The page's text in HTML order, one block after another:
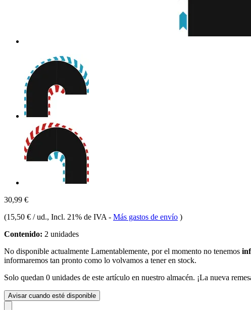
30,99 €
(15,50 € / ud., Incl. 21% de IVA - Más gastos de envío )
Contenido: 2 unidades
No disponible actualmente Lamentablemente, por el momento no tenemos
informaremos tan pronto como lo volvamos a tener en stock.
Solo quedan 0 unidades de este artículo en nuestro almacén. ¡La nueva
Avisar cuando esté disponible